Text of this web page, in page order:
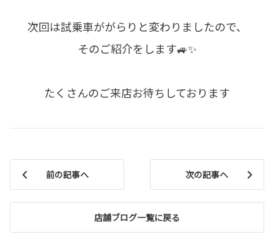
次回は試乗車ががらりと変わりましたので、
そのご紹介をします🚙✨
たくさんのご来店お待ちしております
前の記事へ
店舗ブログ一覧に戻る
次の記事へ